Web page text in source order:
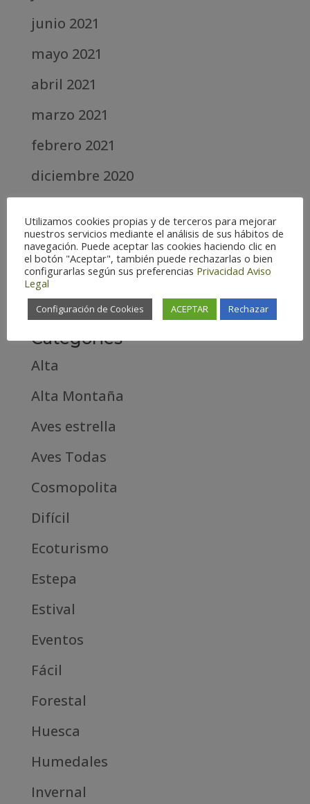
junio 2021
mayo 2021
abril 2021
marzo 2021
febrero 2021
diciembre 2020
marzo 2020
febrero 2019
septiembre 2018
Categories
Alta
Alta Montaña
Aves estrella
Aves Todas
Cosmopolita
Difícil
Ecoturismo
Estepa
Estival
Eventos
Fácil
Forestal
Huesca
Humedales
Invernal
Utilizamos cookies propias y de terceros para mejorar
nuestros servicios mediante el análisis de sus hábitos de
navegación. Puede aceptar las cookies haciendo clic en
el botón "Aceptar", también puede rechazarlas o bien
configurarlas según sus preferencias Privacidad Aviso
Legal
Configuración de Cookies ACEPTAR Rechazar